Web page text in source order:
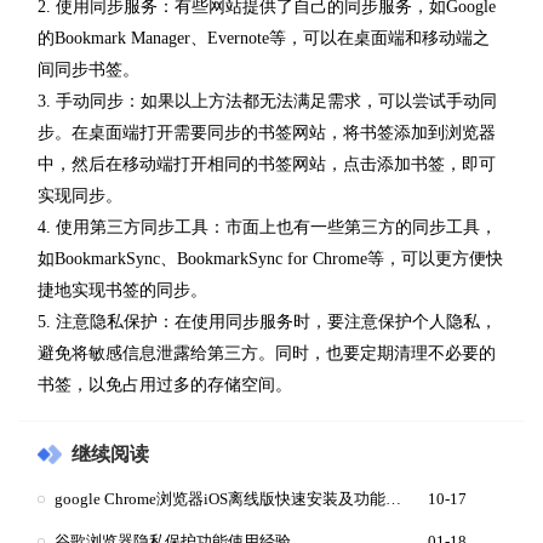
2. 使用同步服务：有些网站提供了自己的同步服务，如Google
的Bookmark Manager、Evernote等，可以在桌面端和移动端之
间同步书签。
3. 手动同步：如果以上方法都无法满足需求，可以尝试手动同
步。在桌面端打开需要同步的书签网站，将书签添加到浏览器
中，然后在移动端打开相同的书签网站，点击添加书签，即可
实现同步。
4. 使用第三方同步工具：市面上也有一些第三方的同步工具，
如BookmarkSync、BookmarkSync for Chrome等，可以更方便快
捷地实现书签的同步。
5. 注意隐私保护：在使用同步服务时，要注意保护个人隐私，
避免将敏感信息泄露给第三方。同时，也要定期清理不必要的
书签，以免占用过多的存储空间。
继续阅读
10-17